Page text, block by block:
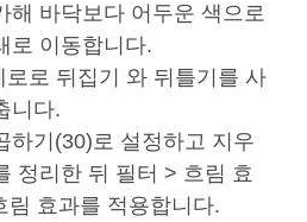
해 바닥보다 어두운 색으로
로 이동합니다.
로 뒤집기 와 뒤틀기를 사
니다.
하기(30)로 설정하고 지우
정리한 뒤 필터 > 흐림 효
림 효과를 적용합니다.